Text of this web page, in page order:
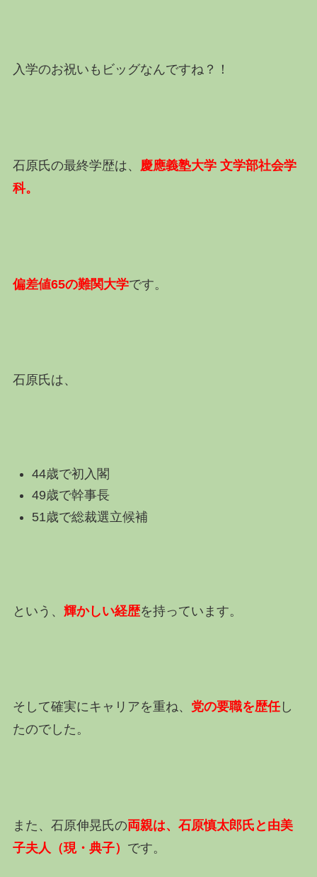
入学のお祝いもビッグなんですね？！
石原氏の最終学歴は、 慶應義塾大学 文学部社会学
科。
偏差値65の難関大学です。
石原氏は、
44歳で初入閣
49歳で幹事長
51歳で総裁選立候補
という、 輝かしい経歴を持っています。
そして確実にキャリアを重ね、 党の要職を歴任し
たのでした。
また、石原伸晃氏の両親は、 石原慎太郎氏と由美
子夫人（現・典子） です。